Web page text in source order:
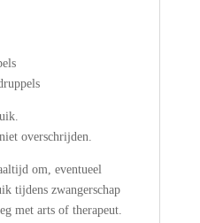
overschrijden.
om, eventueel
tijdens zwangerschap
met arts of therapeut.